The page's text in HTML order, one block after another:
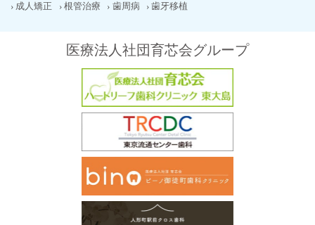
成人矯正
根管治療 歯周病 歯牙移植
医療法人社団育芯会グループ